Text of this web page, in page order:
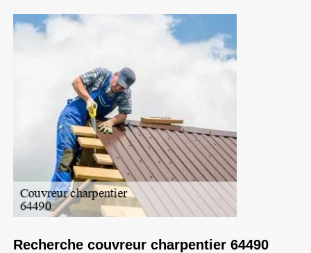
Recherche couvreur charpentier 64490